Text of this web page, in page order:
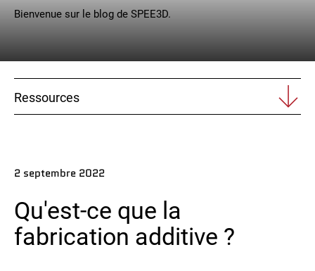
Produits
Matériaux
Bienvenue sur le blog de SPEE3D.
Ressources
2 septembre 2022
Qu'est-ce que la
fabrication additive ?